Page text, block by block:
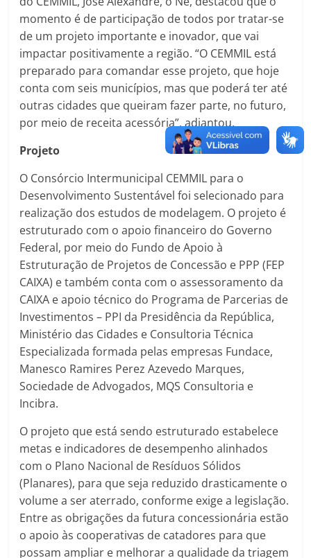
momento é de participação de todos por tratar-se
de um projeto importante e inovador, que vai
impactar positivamente a região. “O CEMMIL está
preparado para comandar esse projeto, que hoje
conta com seis municípios, mas que poderá ter até
outras cidades que queiram fazer parte, no futuro,
por meio de receita acessória”, adiantou.
Projeto
O Consórcio Intermunicipal CEMMIL para o
Desenvolvimento Sustentável foi selecionado para
realização dos estudos de modelagem. O projeto é
estruturado com o apoio financeiro do Governo
Federal, por meio do Fundo de Apoio à
Estruturação de Projetos de Concessão e PPP (FEP
CAIXA) e também conta com o assessoramento da
CAIXA e apoio técnico do Programa de Parcerias de
Investimentos – PPI da Presidência da República,
Ministério das Cidades e Consultoria Técnica
Especializada formada pelas empresas Fundace,
Manesco Ramires Perez Azevedo Marques,
Sociedade de Advogados, MQS Consultoria e
Incibra.
O projeto que está sendo estruturado estabelece
metas e indicadores de desempenho alinhados
com o Plano Nacional de Resíduos Sólidos
(Planares), para que seja reduzido drasticamente o
volume a ser aterrado, conforme exige a legislação.
Entre as obrigações da futura concessionária estão
o apoio às cooperativas de catadores para que
possam ampliar e melhorar a qualidade da triagem